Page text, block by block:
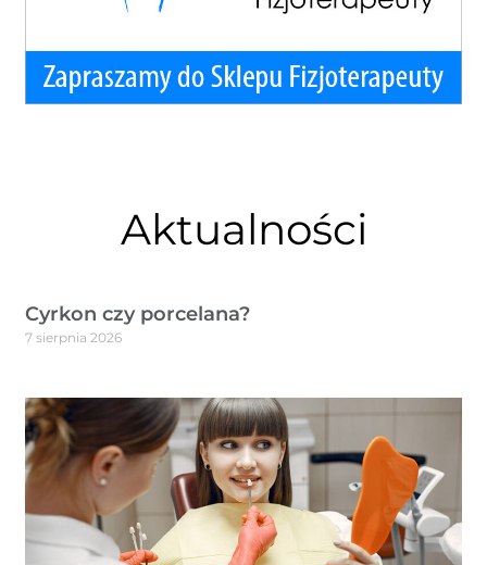
Aktualności
Cyrkon czy porcelana?
7 sierpnia 2026